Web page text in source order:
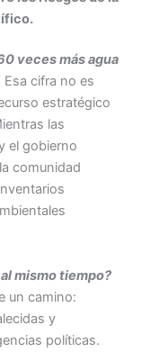
veces más agua
cifra no es
estratégico
las
el gobierno
comunidad
mismo tiempo?
un camino:
y
políticas.